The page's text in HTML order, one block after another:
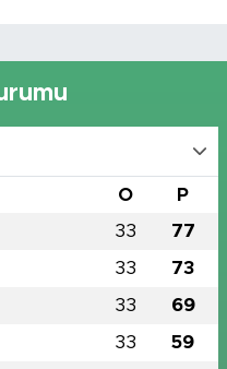
O P
33 77
33 73
33 69
33 59